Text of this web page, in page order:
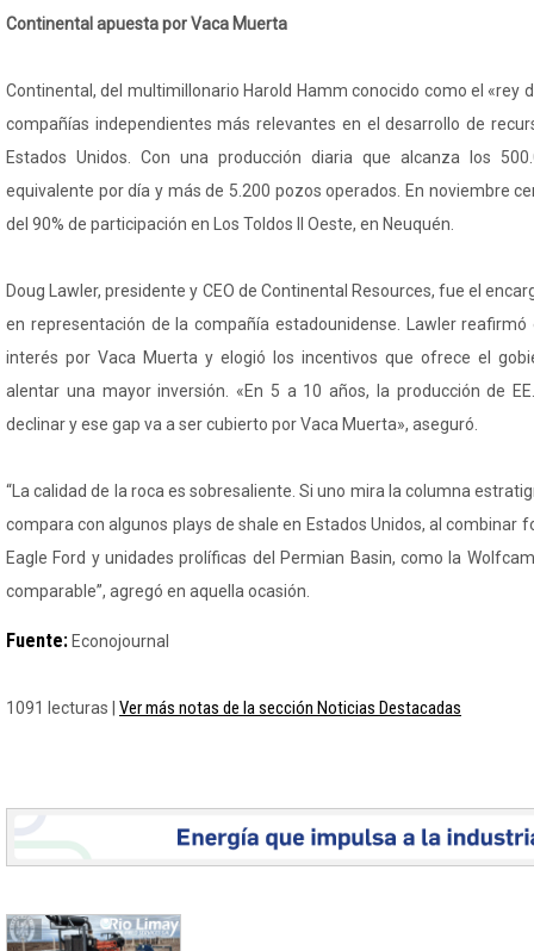
Continental apuesta por Vaca Muerta
Continental, del multimillonario Harold Hamm conocido como el «rey
compañías independientes más relevantes en el desarrollo de
Estados Unidos. Con una producción diaria que alcanza los
equivalente por día y más de 5.200 pozos operados. En noviembre
del 90% de participación en Los Toldos II Oeste, en Neuquén.
Doug Lawler, presidente y CEO de Continental Resources, fue el
en representación de la compañía estadounidense. Lawler reafirmó
interés por Vaca Muerta y elogió los incentivos que ofrece el
alentar una mayor inversión. «En 5 a 10 años, la producción de
declinar y ese gap va a ser cubierto por Vaca Muerta», aseguró.
“La calidad de la roca es sobresaliente. Si uno mira la columna
compara con algunos plays de shale en Estados Unidos, al combinar
Eagle Ford y unidades prolíficas del Permian Basin, como la
comparable”, agregó en aquella ocasión.
Fuente: Econojournal
1091 lecturas | Ver más notas de la sección Noticias Destacadas